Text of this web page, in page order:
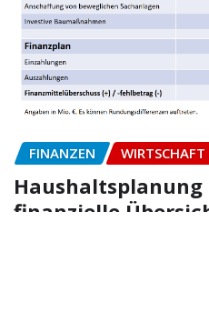
FINANZEN
finanzielle